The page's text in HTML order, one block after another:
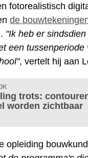
fotorealistisch
de
"Ik heb er
een tussenperiode
, vertelt hij aan
trots:
worden zichtbaar
opleiding